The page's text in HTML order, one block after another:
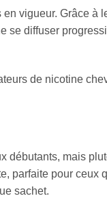
vigueur. Grâce à
se diffuser
de nicotine
débutants, mais
parfaite pour ceux
sachet.